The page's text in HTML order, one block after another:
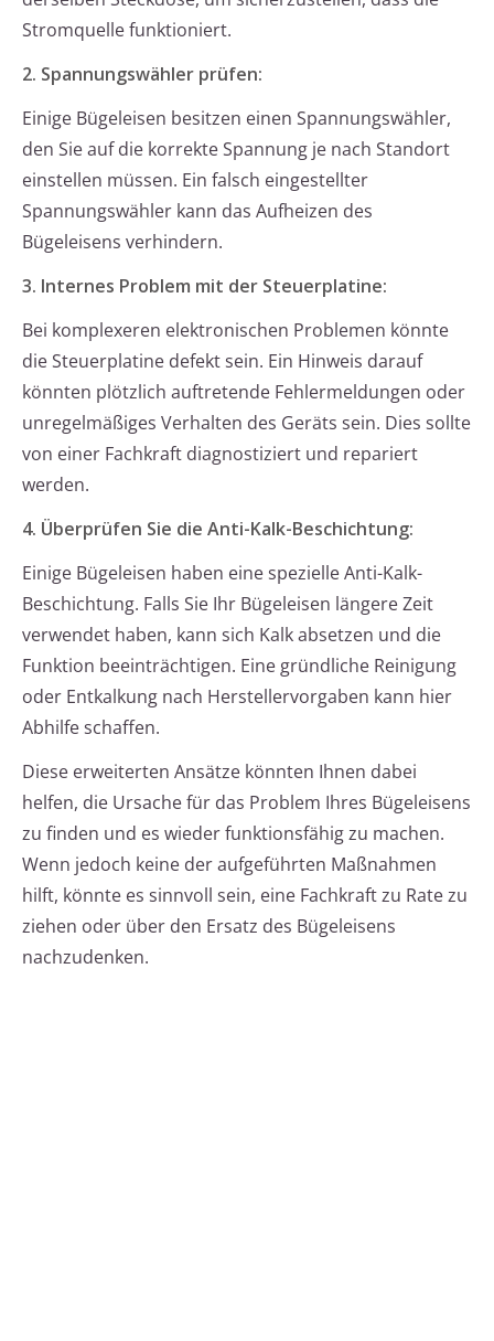
Stromquelle funktioniert.
2. Spannungswähler prüfen:
Einige Bügeleisen besitzen einen Spannungswähler,
den Sie auf die korrekte Spannung je nach Standort
einstellen müssen. Ein falsch eingestellter
Spannungswähler kann das Aufheizen des
Bügeleisens verhindern.
3. Internes Problem mit der Steuerplatine:
Bei komplexeren elektronischen Problemen könnte
die Steuerplatine defekt sein. Ein Hinweis darauf
könnten plötzlich auftretende Fehlermeldungen oder
unregelmäßiges Verhalten des Geräts sein. Dies sollte
von einer Fachkraft diagnostiziert und repariert
werden.
4. Überprüfen Sie die Anti-Kalk-Beschichtung:
Einige Bügeleisen haben eine spezielle Anti-Kalk-
Beschichtung. Falls Sie Ihr Bügeleisen längere Zeit
verwendet haben, kann sich Kalk absetzen und die
Funktion beeinträchtigen. Eine gründliche Reinigung
oder Entkalkung nach Herstellervorgaben kann hier
Abhilfe schaffen.
Diese erweiterten Ansätze könnten Ihnen dabei
helfen, die Ursache für das Problem Ihres Bügeleisens
zu finden und es wieder funktionsfähig zu machen.
Wenn jedoch keine der aufgeführten Maßnahmen
hilft, könnte es sinnvoll sein, eine Fachkraft zu Rate zu
ziehen oder über den Ersatz des Bügeleisens
nachzudenken.